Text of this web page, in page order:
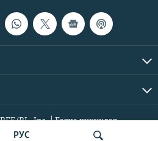
РУС
RL, Inc. | Барча ҳуқуқлар